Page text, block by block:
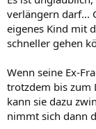
verlängern darf...
eigenes Kind mit
schneller gehen
Wenn seine Ex-
trotzdem bis zum
kann sie dazu
nimmt sich dann